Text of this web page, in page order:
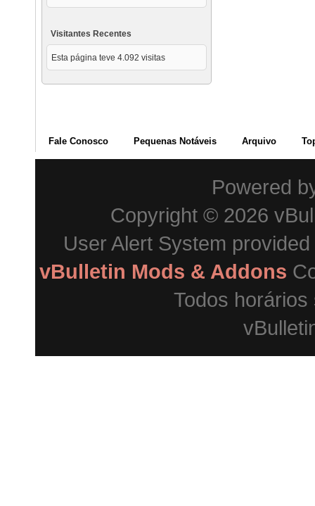
Visitantes Recentes
Esta página teve 4.092 visitas
Fale Conosco Pequenas Notáveis Arquivo
Powered
Copyright © 2026
User Alert System
vBulletin Mods & Addons
Todos